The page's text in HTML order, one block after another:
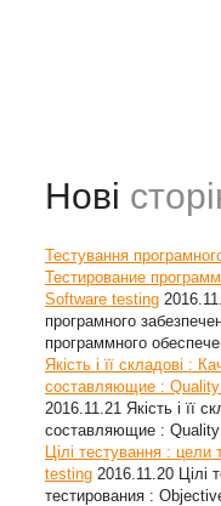
Нові
Тестування
Тестирование
Software testing
програмного
программного
Якість і її складові :
составляющие :
2016.11.21 Якість і її
составляющие :
Цілі тестування :
testing 2016.11.20 Цілі
тестирования :